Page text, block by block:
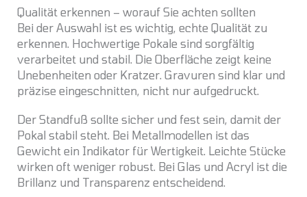
Qualität erkennen – worauf Sie achten sollten
Bei der Auswahl ist es wichtig, echte Qualität zu
erkennen. Hochwertige Pokale sind sorgfältig
verarbeitet und stabil. Die Oberfläche zeigt keine
Unebenheiten oder Kratzer. Gravuren sind klar und
präzise eingeschnitten, nicht nur aufgedruckt.
Der Standfuß sollte sicher und fest sein, damit der
Pokal stabil steht. Bei Metallmodellen ist das
Gewicht ein Indikator für Wertigkeit. Leichte Stücke
wirken oft weniger robust. Bei Glas und Acryl ist die
Brillanz und Transparenz entscheidend.